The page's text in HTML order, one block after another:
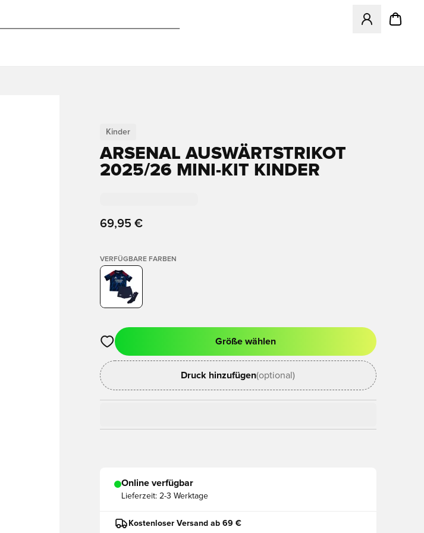
Öffnet ein
Kinder
ARSENAL AUSWÄRTSTRIKOT
2025/26 MINI-KIT KINDER
69,95 €
VERFÜGBARE FARBEN
Öffnet ein neues Fenster zum Anmelden oder Registrieren als Mitglied
Größe wählen
Druck hinzufügen(optional)
Online verfügbar
Lieferzeit: 2-3 Werktage
Kostenloser Versand ab 69 €